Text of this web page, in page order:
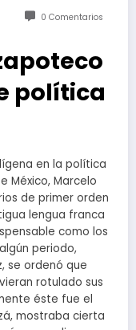
0 Comentarios
política
en la política
México, Marcelo
de primer orden
lengua franca
como los
periodo,
se ordenó que
rotulado sus
éste fue el
mostraba cierta